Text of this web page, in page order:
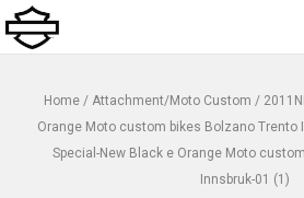
Über uns
Home / Attachment/Moto Custom /
Orange Moto custom bikes Bolzano Trento
Special-New Black e Orange Moto
Innsbruk-01 (1)